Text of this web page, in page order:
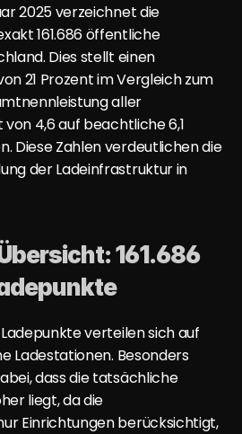
2025 verzeichnet die
161.686 öffentliche
Dies stellt einen
21 Prozent im Vergleich zum
aller
4,6 auf beachtliche 6,1
Diese Zahlen verdeutlichen die
der Ladeinfrastruktur in
161.686
Ladepunkte verteilen sich auf
Ladestationen. Besonders
dass die tatsächliche
liegt, da die
Einrichtungen berücksichtigt,